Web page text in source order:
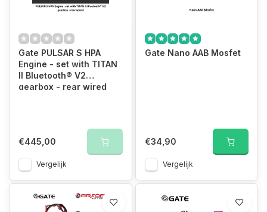
Gate PULSAR S HPA
Engine - set with TITAN
II Bluetooth® V2
gearbox - rear wired
€445,00
Vergelijk
Gate Nano AAB Mosfet
€34,90
Vergelijk